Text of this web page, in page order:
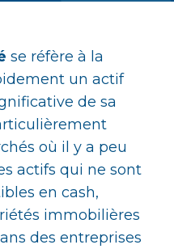
se réfère à la
un actif
de sa
où il y a peu
actifs qui ne sont
en cash,
immobilières
des entreprises